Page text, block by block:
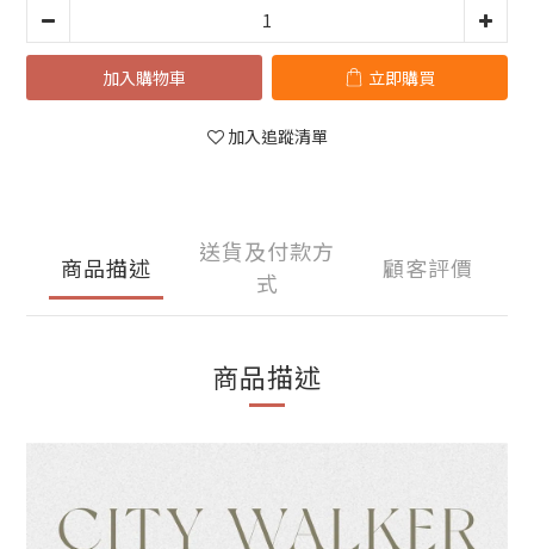
加入購物車 立即購買
加入追蹤清單
商品描述
送貨及付款方
式
顧客評價
商品描述